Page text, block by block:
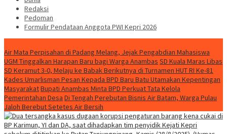
Redaksi
Pedoman
Formulir Pendataan Anggota PWI Kepri 2026
Air Mata Perpisahan di Padang Melang, Jejak Pengabdian Mahasiswa
UGM Tinggalkan Harapan Baru bagi Warga Anambas SD Kuala Maras Libas
SD Keramut 3-0, Melaju ke Babak Berikutnya di Turnamen HUT RI Ke-81
Kades Umarlisman Pesan Kepada BPD Baru Batu Utamakan Kepentingan
MasyarakatBupati Anambas Minta BPD Perkuat Tata Kelola
Pemerintahan Desa Di Tengah Perebutan Bisnis Air Batam, Warga Pulau
Jaloh Berebut Setetes Air Bersih